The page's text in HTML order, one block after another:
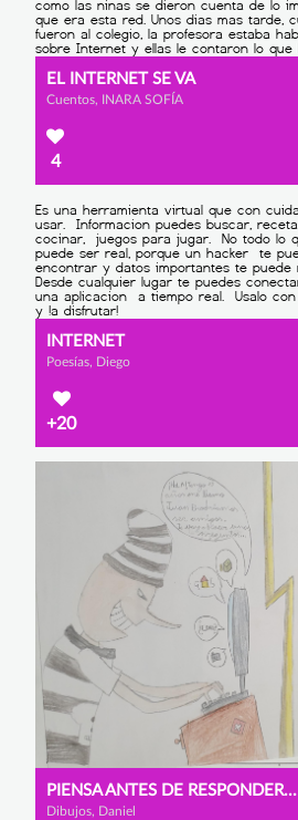
EL INTERNET SE VA
Cuentos, INARA SOFÍA
4
INTERNET
Poesías, Diego
+20
PIENSA ANTES DE RESPONDER...
Dibujos, Daniel